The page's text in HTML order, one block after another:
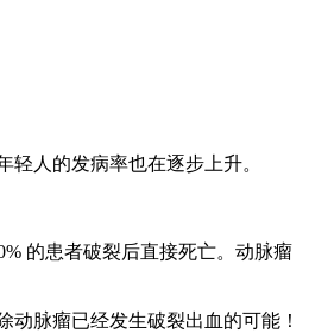
人的发病率也在逐步上升。
的患者破裂后直接死亡。动脉瘤
脉瘤已经发生破裂出血的可能！